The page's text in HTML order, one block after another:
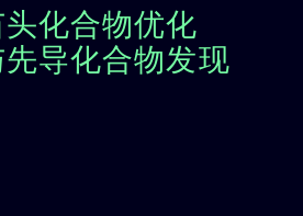
化合物优化
先导化合物发现